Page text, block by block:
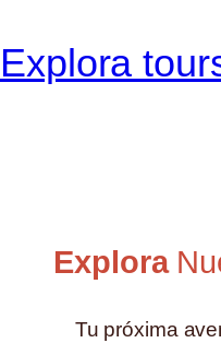
Explora
Explora
Tu próxima